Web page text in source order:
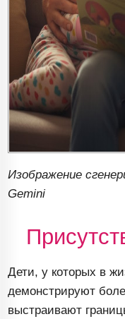
Изображение
Gemini
Дети, у которых в
демонстрируют
выстраивают